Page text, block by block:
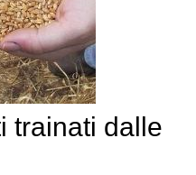
trainati dalle